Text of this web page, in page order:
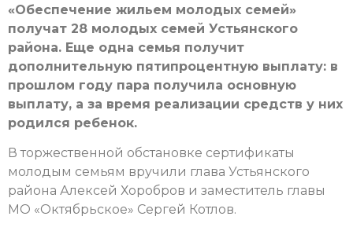
«Обеспечение жильем молодых семей»
получат 28 молодых семей Устьянского
района. Еще одна семья получит
дополнительную пятипроцентную выплату: в
прошлом году пара получила основную
выплату, а за время реализации средств у них
родился ребенок.
В торжественной обстановке сертификаты
молодым семьям вручили глава Устьянского
района Алексей Хоробров и заместитель главы
МО «Октябрьское» Сергей Котлов.